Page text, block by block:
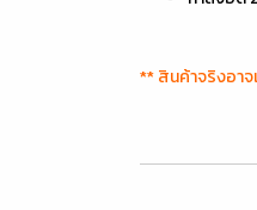
** สินค้าจริงอา